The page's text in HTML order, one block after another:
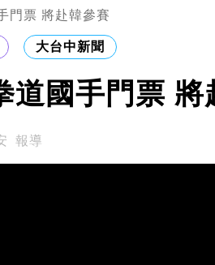
門票 將赴韓參賽
大台中新聞
道國手門票 將
報導